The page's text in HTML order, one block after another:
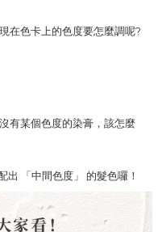
在色卡上的色度要怎麼調呢?
有某個色度的染膏，該怎麼
出 「中間色度」 的髮色囉！